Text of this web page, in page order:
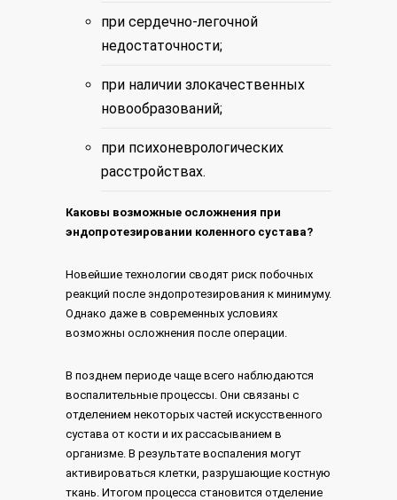
при сердечно-легочной
недостаточности;
при наличии злокачественных
новообразований;
при психоневрологических
расстройствах.
Каковы возможные осложнения при
эндопротезировании коленного сустава?
Новейшие технологии сводят риск побочных
реакций после эндопротезирования к минимуму.
Однако даже в современных условиях
возможны осложнения после операции.
В позднем периоде чаще всего наблюдаются
воспалительные процессы. Они связаны с
отделением некоторых частей искусственного
сустава от кости и их рассасыванием в
организме. В результате воспаления могут
активироваться клетки, разрушающие костную
ткань. Итогом процесса становится отделение